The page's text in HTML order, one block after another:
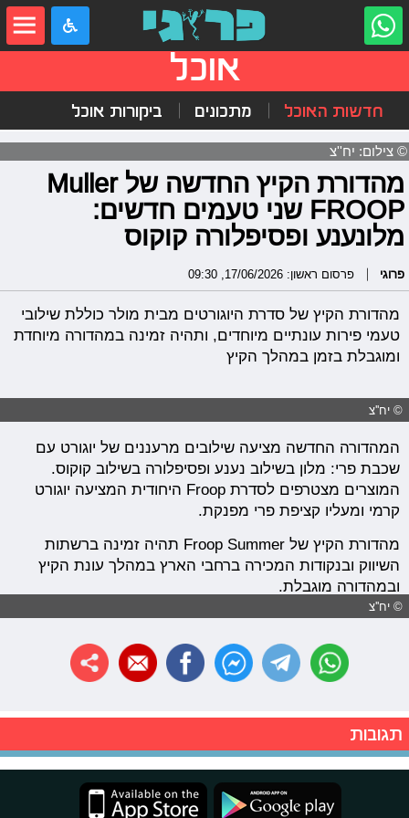
אוכל
חדשות האוכל מתכונים ביקורות אוכל
© צילום: יח''צ
מהדורת הקיץ החדשה של Muller
FROOP שני טעמים חדשים:
מלונענע ופסיפלורה קוקוס
פרוגי פרסום ראשון: 17/06/2026, 09:30
מהדורת הקיץ של סדרת היוגורטים מבית מולר כוללת שילובי
טעמי פירות עונתיים מיוחדים, ותהיה זמינה במהדורה מיוחדת
ומוגבלת בזמן במהלך הקיץ
© יח''צ
המהדורה החדשה מציעה שילובים מרעננים של יוגורט עם
שכבת פרי: מלון בשילוב נענע ופסיפלורה בשילוב קוקוס.
המוצרים מצטרפים לסדרת Froop היחודית המציעה יוגורט
קרמי ומעליו קציפת פרי מפנקת.
מהדורת הקיץ של Froop Summer תהיה זמינה ברשתות
השיווק ובנקודות המכירה ברחבי הארץ במהלך עונת הקיץ
ובמהדורה מוגבלת.
© יח''צ
תגובות